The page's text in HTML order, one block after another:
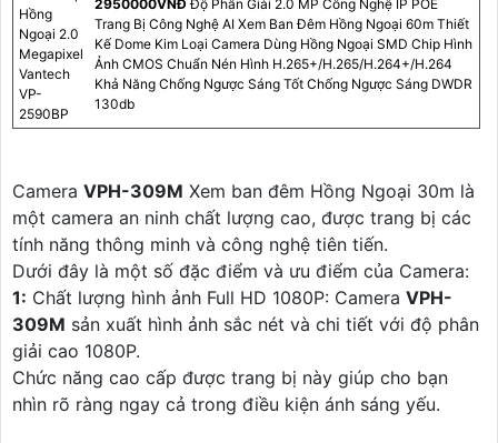
Hồng
Ngoại 2.0
Megapixel
Vantech
VP-
2590BP
2950000VNÐ Độ Phân Giải 2.0 MP Công Nghệ IP POE
Trang Bị Công Nghệ AI Xem Ban Đêm Hồng Ngoại 60m Thiết
Kế Dome Kim Loại Camera Dùng Hồng Ngoại SMD Chip Hình
Ảnh CMOS Chuẩn Nén Hình H.265+/H.265/H.264+/H.264
Khả Năng Chống Ngược Sáng Tốt Chống Ngược Sáng DWDR
130db
Camera VPH-309M Xem ban đêm Hồng Ngoại 30m là
một camera an ninh chất lượng cao, được trang bị các
tính năng thông minh và công nghệ tiên tiến.
Dưới đây là một số đặc điểm và ưu điểm của Camera:
1: Chất lượng hình ảnh Full HD 1080P: Camera VPH-
309M sản xuất hình ảnh sắc nét và chi tiết với độ phân
giải cao 1080P.
Chức năng cao cấp được trang bị này giúp cho bạn
nhìn rõ ràng ngay cả trong điều kiện ánh sáng yếu.